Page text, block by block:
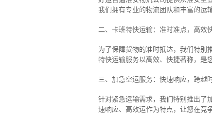
我们拥有专业的物流团队和丰富的运
二、卡班特快运输：准时准点，高效
为了保障货物的准时抵达，我们特别
特快运输服务以高效、快捷著称，是
三、加急空运服务：快速响应，跨越
针对紧急运输需求，我们特别推出了
速响应、高效运作为特点，让您在竞